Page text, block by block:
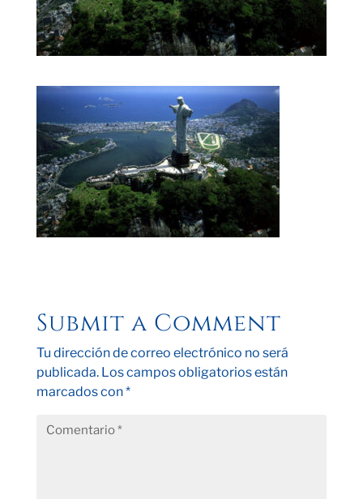
Submit a Comment
Tu dirección de correo electrónico no será
publicada. Los campos obligatorios están
marcados con*